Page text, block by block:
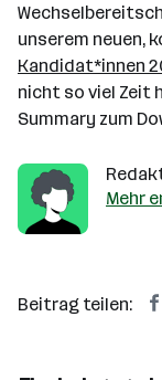
unserem neuen,
Kandidat*innen
nicht so viel Zeit
Summary zum
Mehr
Beitrag teilen: